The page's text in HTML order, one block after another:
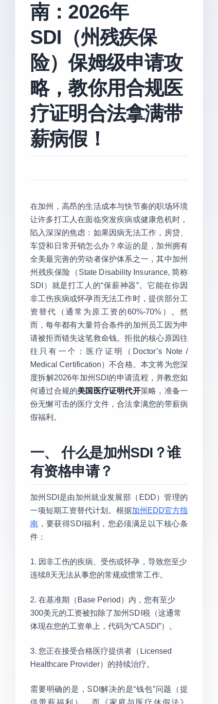
南：2026年
SDI（州残疾保
险）保姆级申请攻
略，教你用合规医
疗证明合法拿满带
薪病假！
在加州，高昂的生活成本与快节奏的职场环境
让许多打工人在面临突发疾病或健康危机时，
陷入深深的焦虑：如果因病无法工作，房贷、
车贷和日常开销怎么办？幸运的是，加州拥有
全美最完善的劳动者保护体系之一，其中加州
州残疾保险（State Disability Insurance, 简称
SDI）就是打工人的“保薪神器”。它能在你因
非工伤疾病或怀孕而无法工作时，提供部分工
资替代（通常为原工资的60%-70%）。然
而，每年都有大量符合条件的加州员工因为申
请被拒而错失这笔救命钱。拒批的核心原因往
往只有一个：医疗证明（Doctor’s Note /
Medical Certification）不合格。本文将为您深
度拆解2026年加州SDI的申请流程，并教您如
何通过合规的美国医疗证明代开策略，准备一
份无懈可击的医疗文件，合法拿满您的带薪病
假福利。
一、 什么是加州SDI？谁
有资格申请？
加州SDI是由加州就业发展部（EDD）管理的
一项短期工资替代计划。根据加州EDD官方指
南 ，要获得SDI福利，您必须满足以下核心条
件：
1. 因非工伤的疾病、受伤或怀孕，导致您至少
连续8天无法从事您的常规或惯常工作。
2. 在基准期（Base Period）内，您有至少
300美元的工资被扣除了加州SDI税（这通常
体现在您的工资单上，代码为“CASDI”）。
3. 您正在接受合格医疗提供者（Licensed
Healthcare Provider）的持续治疗。
需要明确的是，SDI解决的是“钱包”问题（提